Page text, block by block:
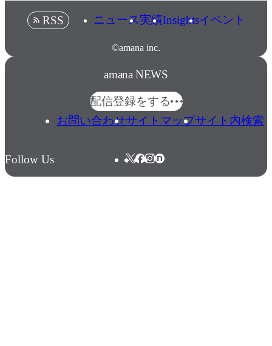
©amana inc.
RSS ニュース実績Insightsイベント
amana NEWS
配信登録をする
お問い合わせサイトマップサイト内検索
Follow Us